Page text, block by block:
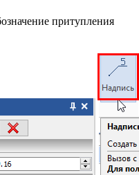
притупления